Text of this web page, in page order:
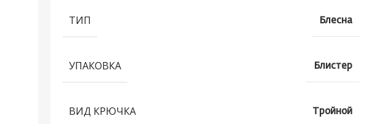
ТИП Блесна
УПАКОВКА Блистер
ВИД КРЮЧКА Тройной